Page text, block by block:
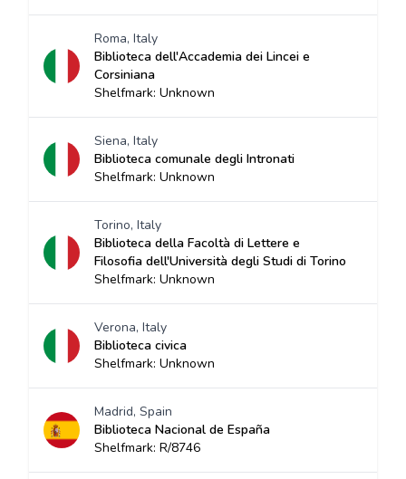
Roma, Italy
Biblioteca dell'Accademia dei Lincei e
Corsiniana
Shelfmark: Unknown
Siena, Italy
Biblioteca comunale degli Intronati
Shelfmark: Unknown
Torino, Italy
Biblioteca della Facoltà di Lettere e
Filosofia dell'Università degli Studi di Torino
Shelfmark: Unknown
Verona, Italy
Biblioteca civica
Shelfmark: Unknown
Madrid, Spain
Biblioteca Nacional de España
Shelfmark: R/8746